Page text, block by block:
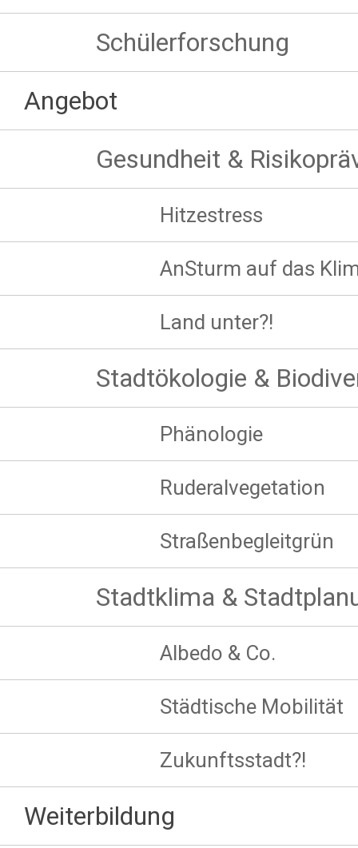
Schülerforschung
Angebot
Gesundheit &
Hitzestress
AnSturm auf das
Land unter?!
Stadtökologie &
Phänologie
Ruderalvegetation
Straßenbegleitgrün
Stadtklima &
Albedo & Co.
Städtische Mobilität
Zukunftsstadt?!
Weiterbildung